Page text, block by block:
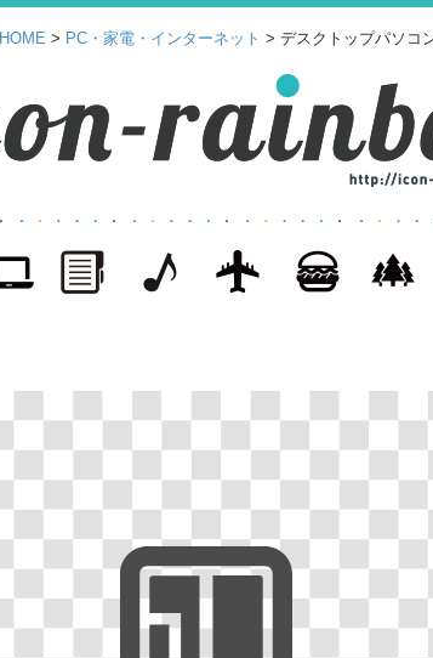
HOME > PC・家電・インターネット > デスクトップパソコ